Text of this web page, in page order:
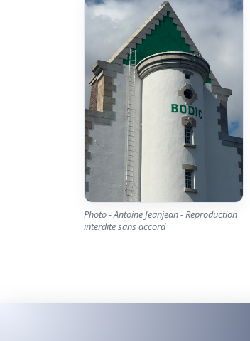
Photo - Antoine Jeanjean - Reproduction
interdite sans accord